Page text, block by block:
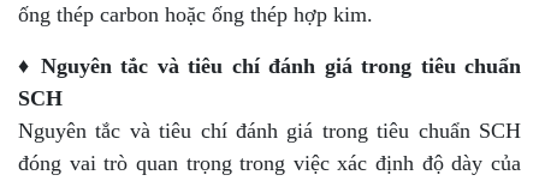
ống thép carbon hoặc ống thép hợp kim.
♦ Nguyên tắc và tiêu chí đánh giá trong tiêu chuẩn
SCH
Nguyên tắc và tiêu chí đánh giá trong tiêu chuẩn SCH
đóng vai trò quan trọng trong việc xác định độ dày của